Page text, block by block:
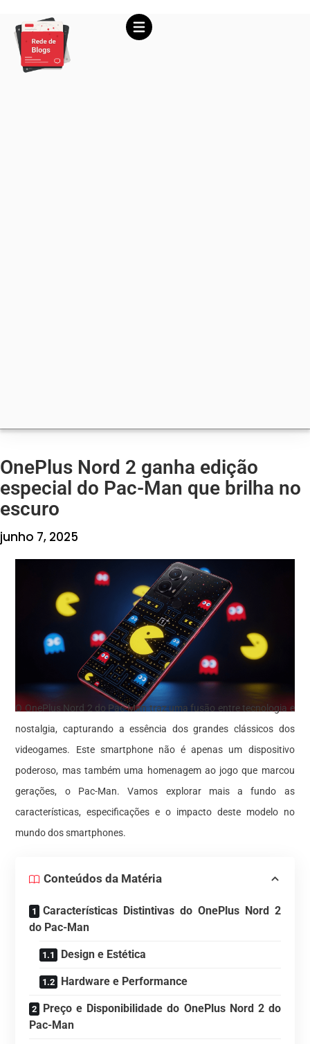
OnePlus Nord 2 ganha edição
especial do Pac-Man que brilha no
escuro
junho 7, 2025
O OnePlus Nord 2 do Pac-Man traz uma fusão entre tecnologia e
nostalgia, capturando a essência dos grandes clássicos dos
videogames. Este smartphone não é apenas um dispositivo
poderoso, mas também uma homenagem ao jogo que marcou
gerações, o Pac-Man. Vamos explorar mais a fundo as
características, especificações e o impacto deste modelo no
mundo dos smartphones.
Conteúdos da Matéria
Características Distintivas do OnePlus Nord 2
do Pac-Man
Design e Estética
Hardware e Performance
Preço e Disponibilidade do OnePlus Nord 2 do
Pac-Man